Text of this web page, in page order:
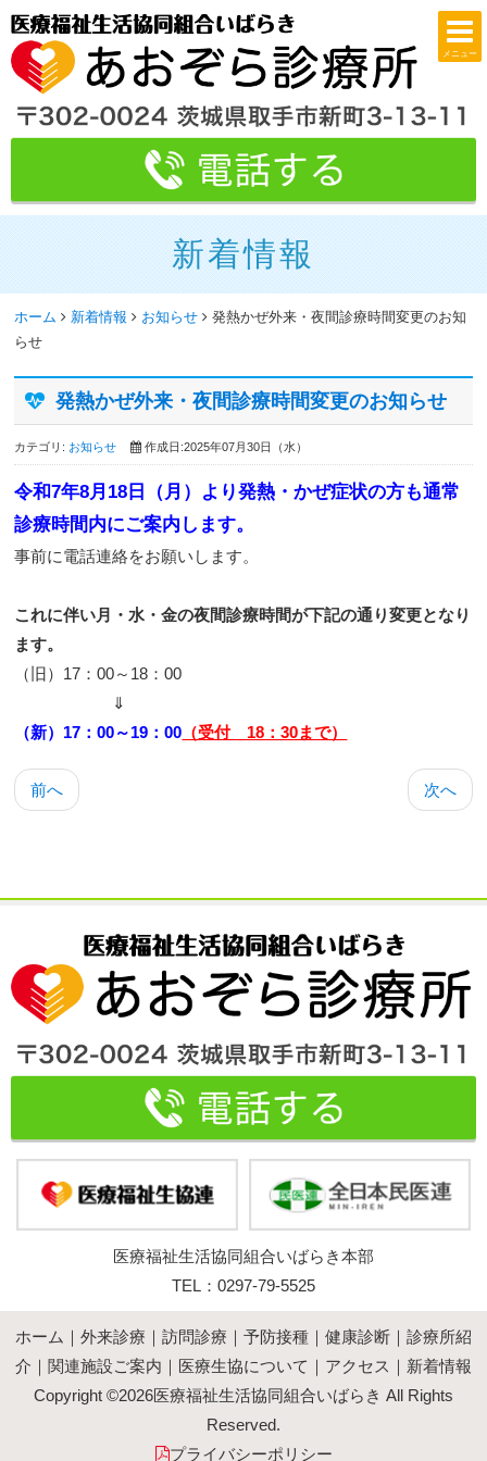
メニュー
新着情報
ホーム 新着情報 お知らせ
発熱かぜ外来・夜間診療時間変更のお知
らせ
発熱かぜ外来・夜間診療時間変更のお知らせ
カテゴリ: お知らせ 作成日:2025年07月30日（水）
令和7年8月18日（月）より発熱・かぜ症状の方も通常
診療時間内にご案内します。
事前に電話連絡をお願いします。
これに伴い月・水・金の夜間診療時間が下記の通り変更となり
ます。
（旧）17：00～18：00
⇓
（新）17：00～19：00 （受付 18：30まで）
前へ 次へ
医療福祉生活協同組合いばらき本部
TEL：0297-79-5525
ホーム ｜ 外来診療 ｜ 訪問診療 ｜ 予防接種 ｜ 健康診断 ｜ 診療所紹
介 ｜ 関連施設ご案内 ｜ 医療生協について ｜ アクセス ｜ 新着情報
Copyright ©2026医療福祉生活協同組合いばらき All Rights
Reserved.
プライバシーポリシー